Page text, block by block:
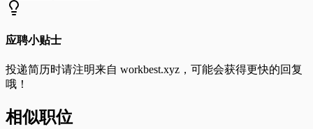
应聘小贴士
投递简历时请注明来自 workbest.xyz ，可能会获得更快的回复
哦！
相似职位